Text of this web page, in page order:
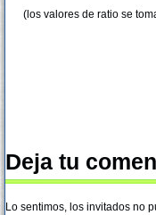
(los valores de ratio se
Deja tu
Lo sentimos, los invitados no